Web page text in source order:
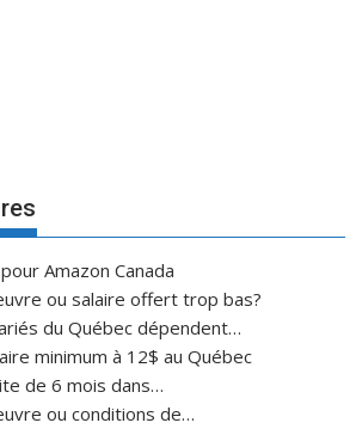
Amazon Canada
ou salaire offert trop bas?
du Québec dépendent…
minimum à 12$ au Québec
de 6 mois dans…
ou conditions de…